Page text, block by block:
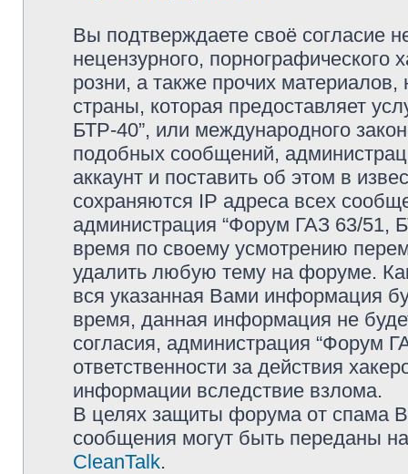
Вы подтверждаете своё согласие
нецензурного, порнографического
розни, а также прочих
страны, которая предоставляет
БТР-40”, или международного
подобных сообщений,
аккаунт и поставить об этом в
сохраняются IP адреса всех
администрация “Форум ГАЗ 63/51,
время по своему усмотрению
удалить любую тему на форуме.
вся указанная Вами информация
время, данная информация не
согласия, администрация “Форум
ответственности за действия
информации вследствие взлома.
В целях защиты форума от спама
сообщения могут быть переданы
CleanTalk.